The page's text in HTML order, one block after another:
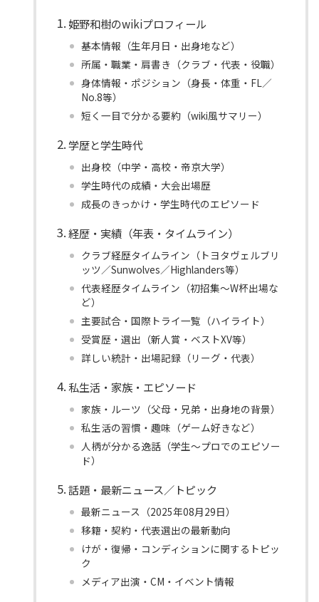
姫野和樹のwikiプロフィール
基本情報（生年月日・出身地など）
所属・職業・肩書き（クラブ・代表・役職）
身体情報・ポジション（身長・体重・FL／
No.8等）
短く一目で分かる要約（wiki風サマリー）
学歴と学生時代
出身校（中学・高校・帝京大学）
学生時代の成績・大会出場歴
成長のきっかけ・学生時代のエピソード
経歴・実績（年表・タイムライン）
クラブ経歴タイムライン（トヨタヴェルブリ
ッツ／Sunwolves／Highlanders等）
代表経歴タイムライン（初招集〜W杯出場な
ど）
主要試合・国際トライ一覧（ハイライト）
受賞歴・選出（新人賞・ベストXV等）
詳しい統計・出場記録（リーグ・代表）
私生活・家族・エピソード
家族・ルーツ（父母・兄弟・出身地の背景）
私生活の習慣・趣味（ゲーム好きなど）
人柄が分かる逸話（学生〜プロでのエピソー
ド）
話題・最新ニュース／トピック
最新ニュース（2025年08月29日）
移籍・契約・代表選出の最新動向
けが・復帰・コンディションに関するトピッ
ク
メディア出演・CM・イベント情報